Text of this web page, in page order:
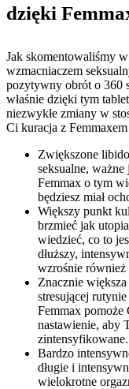
dzięki
Jak skomentowaliśmy
wzmacniaczem
pozytywny obrót o 360
właśnie dzięki tym
niezwykłe zmiany w
Ci kuracja z
Zwiększone
seksualne, ważne
Femmax o tym
będziesz miał
Większy punkt
brzmieć jak
wiedzieć, co to
dłuższy,
wzrośnie
Znacznie
stresującej
Femmax pomoże
nastawienie, aby
zintensyfikowane.
Bardzo
długie i
wielokrotne